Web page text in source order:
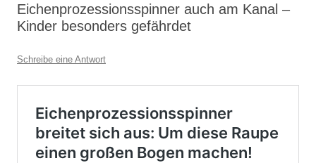
Eichenprozessionsspinner auch am Kanal –
Kinder besonders gefährdet
Schreibe eine Antwort